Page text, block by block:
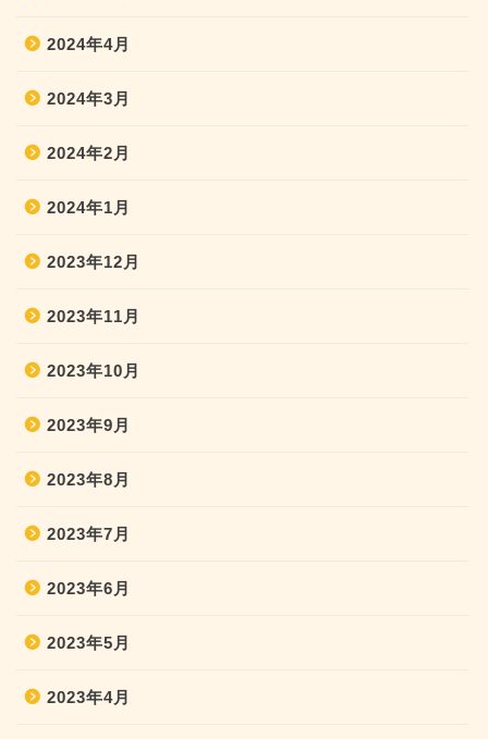
2024年4月
2024年3月
2024年2月
2024年1月
2023年12月
2023年11月
2023年10月
2023年9月
2023年8月
2023年7月
2023年6月
2023年5月
2023年4月